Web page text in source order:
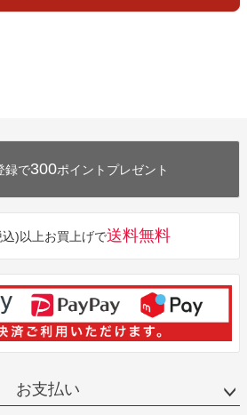
録で300ポイントプレゼント
)以上お買上げで送料無料
お支払い